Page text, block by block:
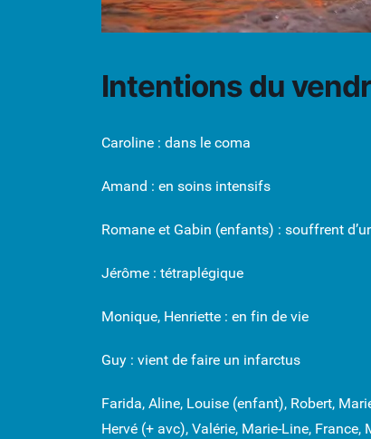
Intentions du
Caroline : dans le coma
Amand : en soins intensifs
Romane et Gabin (enfants) : souffrent
Jérôme : tétraplégique
Monique, Henriette : en fin de vie
Guy : vient de faire un infarctus
Farida, Aline, Louise (enfant), Robert,
Hervé (+ avc), Valérie, Marie-Line,